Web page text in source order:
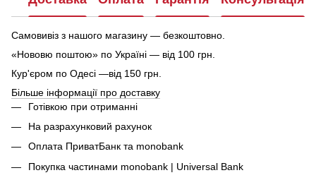
Самовивіз з нашого магазину — безкоштовно.
«Нововю поштою» по Україні — від 100 грн.
Кур'єром по Одесі —від 150 грн.
Більше інформації про доставку
Готівкою при отриманні
На разрахунковий рахунок
Оплата ПриватБанк та monobank
Покупка частинами monobank | Universal Bank